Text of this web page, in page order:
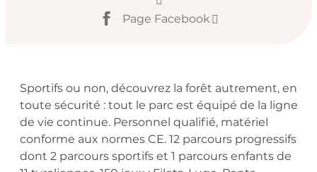
Page Facebook
Description
Sportifs ou non, découvrez la forêt autrement, en
toute sécurité : tout le parc est équipé de la ligne
de vie continue. Personnel qualifié, matériel
conforme aux normes CE. 12 parcours progressifs
dont 2 parcours sportifs et 1 parcours enfants de